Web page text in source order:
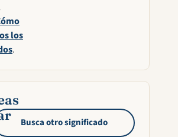
los
.
Busca otro significado